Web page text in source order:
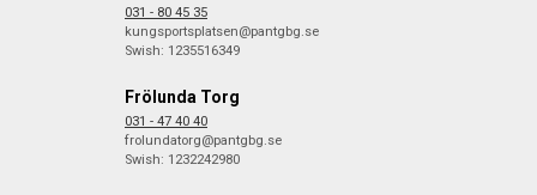
031 - 80 45 35
kungsportsplatsen@pantgbg.se
Swish: 1235516349
Frölunda Torg
031 - 47 40 40
frolundatorg@pantgbg.se
Swish: 1232242980